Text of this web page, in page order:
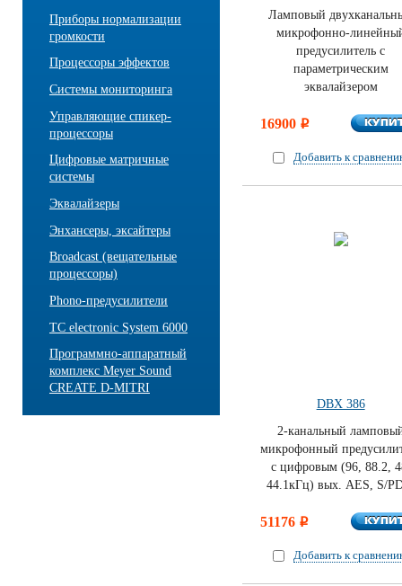
Приборы нормализации
громкости
Процессоры эффектов
Системы мониторинга
Управляющие спикер-
процессоры
Цифровые матричные
системы
Эквалайзеры
Энхансеры, эксайтеры
Broadcast (вещательные
процессоры)
Phono-предусилители
TC electronic System 6000
Программно-аппаратный
комплекс Meyer Sound
CREATE D-MITRI
Ламповый
микрофонно-
предусилитель с
параметрическим
эквалайзером
16900 i
Добавить к
DBX 386
2-канальный
микрофонный
с цифровым (96, 88.2,
44.1кГц) вых. AES, S/
51176 i
Добавить к